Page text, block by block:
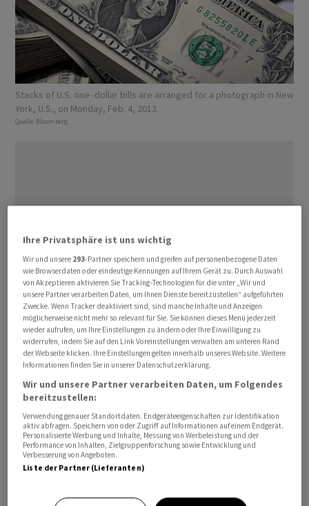
Stacks of U.S. one- dollar bills are arranged for a photograph in New
York, U.S., on Monday, Feb. 4, 2013.
Quelle: Bloomberg
Prozent unter dem Niveau vom Dienstagabend. In der
Nacht war er zeitweise um circa sieben Prozent bis auf
fast 97 Dollar gefallen.
Während des seit mehreren Wochen andauernden Iran-
Dollar geklettert. Vor Beginn des Konflikts hatte er noch
Ihre Privatsphäre ist uns wichtig
Wir und unsere 293-Partner speichern und greifen auf personenbezogene Daten
wie Browserdaten oder eindeutige Kennungen auf Ihrem Gerät zu. Durch Auswahl
von Akzeptieren aktivieren Sie Tracking-Technologien für die unter „Wir und
unsere Partner verarbeiten Daten, um Ihnen Dienste bereitzustellen“ aufgeführten
Zwecke. Wenn Tracker deaktiviert sind, sind manche Inhalte und Anzeigen
möglicherweise nicht mehr so relevant für Sie. Sie können dieses Menü jederzeit
wieder aufrufen, um Ihre Einstellungen zu ändern oder Ihre Einwilligung zu
widerrufen, indem Sie auf den Link Voreinstellungen verwalten am unteren Rand
der Webseite klicken. Ihre Einstellungen gelten innerhalb unseres Website. Weitere
Informationen finden Sie in unserer Datenschutzerklärung.
Wir und unsere Partner verarbeiten Daten, um Folgendes
bereitzustellen:
Verwendung genauer Standortdaten. Endgeräteeigenschaften zur Identifikation
aktiv abfragen. Speichern von oder Zugriff auf Informationen auf einem Endgerät.
Personalisierte Werbung und Inhalte, Messung von Werbeleistung und der
Performance von Inhalten, Zielgruppenforschung sowie Entwicklung und
Verbesserung von Angeboten.
Liste der Partner (Lieferanten)